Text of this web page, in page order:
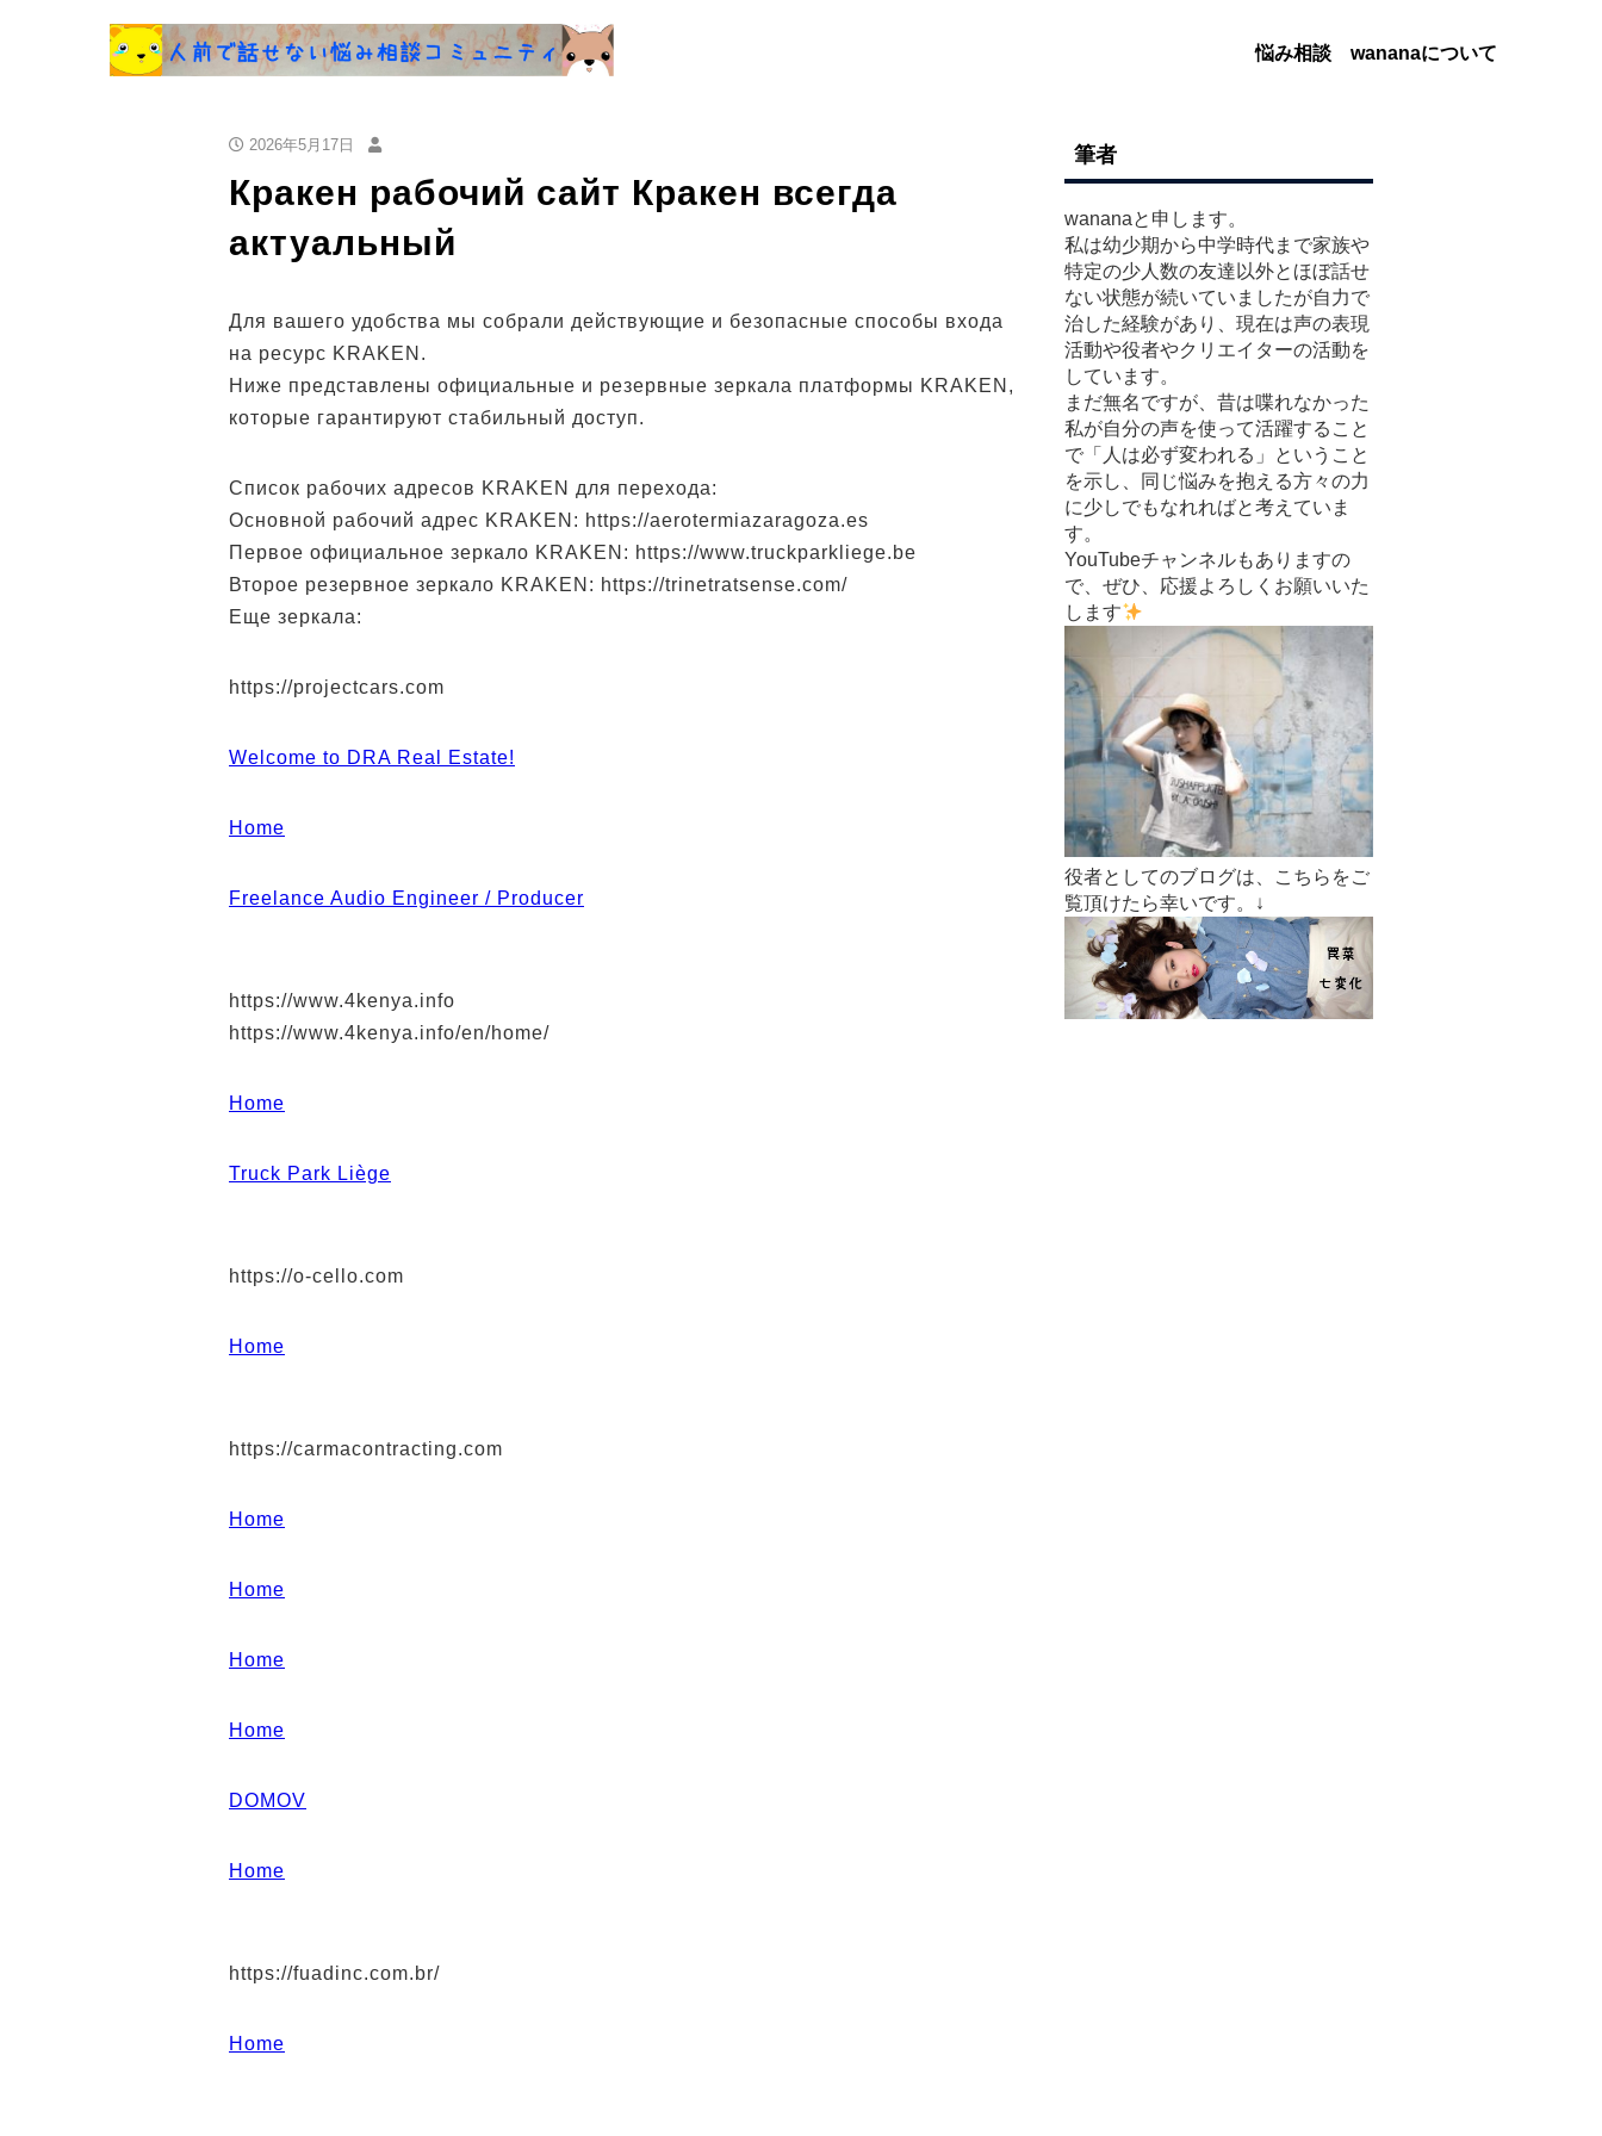
悩み相談 wananaについて
2026年5月17日
Кракен рабочий сайт Кракен всегда
актуальный
Для вашего удобства мы собрали действующие и безопасные способы входа
на ресурс KRAKEN.
Ниже представлены официальные и резервные зеркала платформы KRAKEN,
которые гарантируют стабильный доступ.
Список рабочих адресов KRAKEN для перехода:
Основной рабочий адрес KRAKEN: https://aerotermiazaragoza.es
Первое официальное зеркало KRAKEN: https://www.truckparkliege.be
Второе резервное зеркало KRAKEN: https://trinetratsense.com/
Еще зеркала:
https://projectcars.com
Welcome to DRA Real Estate!
Home
Freelance Audio Engineer / Producer
https://www.4kenya.info
https://www.4kenya.info/en/home/
Home
Truck Park Liège
https://o-cello.com
Home
https://carmacontracting.com
Home
Home
Home
Home
DOMOV
Home
https://fuadinc.com.br/
Home
筆者
wananaと申します。
私は幼少期から中学時代まで家族や
特定の少人数の友達以外とほぼ話せ
ない状態が続いていましたが自力で
治した経験があり、現在は声の表現
活動や役者やクリエイターの活動を
しています。
まだ無名ですが、昔は喋れなかった
私が自分の声を使って活躍すること
で「人は必ず変われる」ということ
を示し、同じ悩みを抱える方々の力
に少しでもなれればと考えていま
す。
YouTubeチャンネルもありますの
で、ぜひ、応援よろしくお願いいた
します
役者としてのブログは、こちらをご
覧頂けたら幸いです。↓